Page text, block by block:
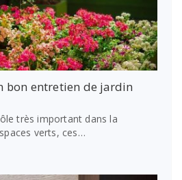
bon entretien de jardin
très important dans la
verts, ces…